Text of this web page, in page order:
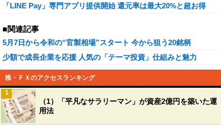
「LINE Pay」専門アプリ提供開始 還元率は最大20%と超お得
■関連記事
5月7日から令和の“官製相場”スタート 今から狙う20銘柄
少額で成長企業を応援 人気の「テーマ投資」仕組みと魅力
株・ＦＸのアクセスランキング
（1）「平凡なサラリーマン」が資産2億円を築いた運
用法
1